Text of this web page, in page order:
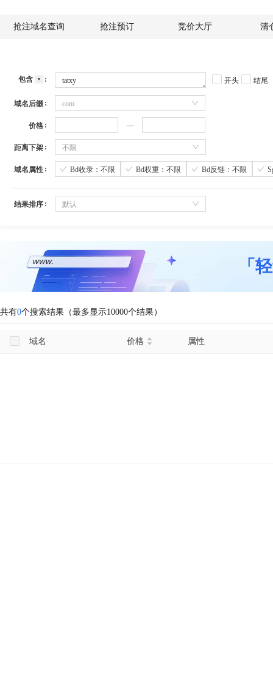
抢注域名查询 抢注预订 竞价大厅 清
包含 开头 结尾
域名后缀 com
价格
距离下架 不限
域名属性 Bd收录：不限 Bd权重：不限 Bd反链：不限
结果排序 默认
「
共有0个搜索结果（最多显示10000个结果）
域名 价格 属性